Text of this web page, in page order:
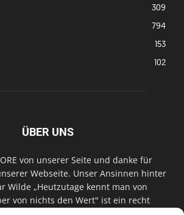
309
794
153
102
ÜBER UNS
von unserer Seite und danke für
Webseite. Unser Ansinnen hinter
Wilde „Heutzutage kennt man von
von nichts den Wert" ist ein recht